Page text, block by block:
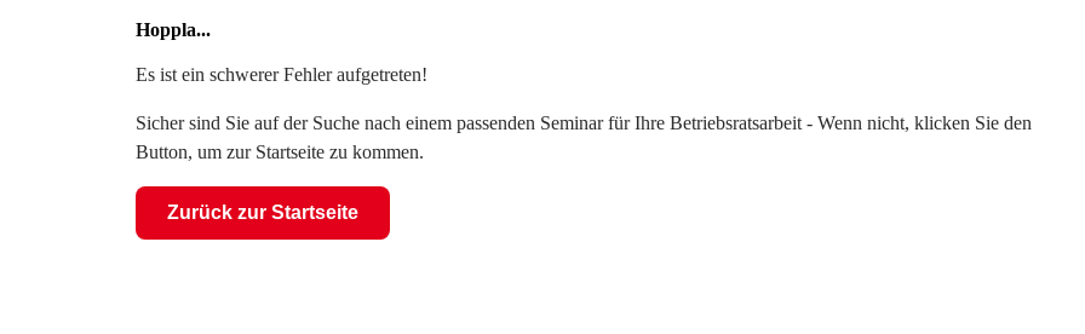
Hoppla...
Es ist ein schwerer Fehler aufgetreten!
Sicher sind Sie auf der Suche nach einem passenden Seminar für Ihre Betriebsratsarbeit - Wenn nicht, klicken Sie den
Button, um zur Startseite zu kommen.
Zurück zur Startseite